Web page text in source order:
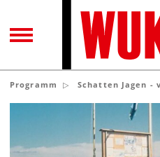
TOGGLE
Programm Schatten Jagen -